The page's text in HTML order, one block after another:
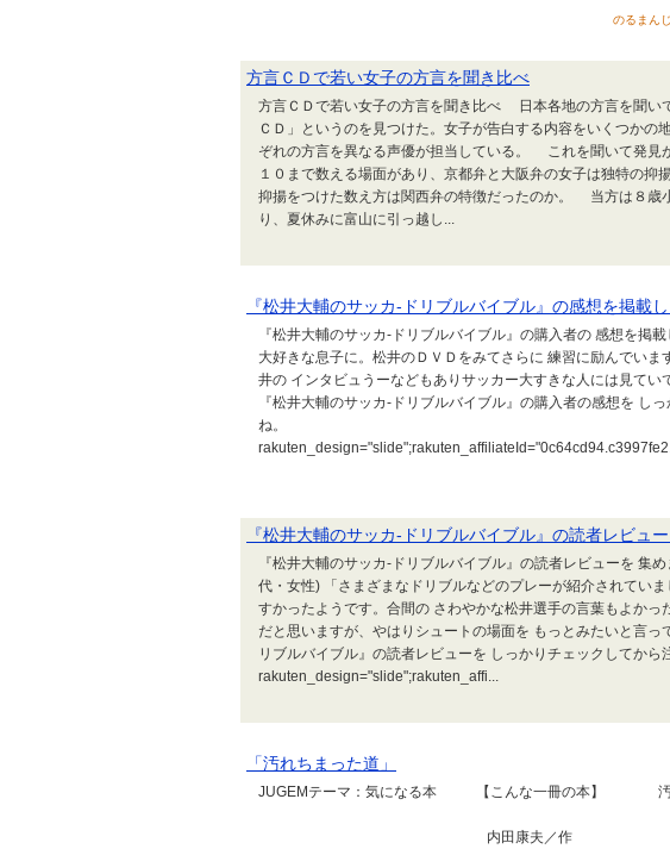
のるまん
方言ＣＤで若い女子の方言を聞き比べ
方言ＣＤで若い女子の方言を聞き比べ 日本各地の方言を聞い
ＣＤ」というのを見つけた。女子が告白する内容をいくつかの
ぞれの方言を異なる声優が担当している。 これを聞いて発見
１０まで数える場面があり、京都弁と大阪弁の女子は独特の
抑揚をつけた数え方は関西弁の特徴だったのか。 当方は８歳
り、夏休みに富山に引っ越し...
『松井大輔のサッカ-ドリブルバイブル』の感想を掲載
『松井大輔のサッカ-ドリブルバイブル』の購入者の 感想を掲
大好きな息子に。松井のＤＶＤをみてさらに 練習に励んでい
井の インタビュうーなどもありサッカー大すきな人には見てい
『松井大輔のサッカ-ドリブルバイブル』の購入者の感想を し
ね。
『松井大輔のサッカ-ドリブルバイブル』の読者レビュ
『松井大輔のサッカ-ドリブルバイブル』の読者レビューを 集
代・女性) 「さまざまなドリブルなどのプレーが紹介されてい
すかったようです。合間の さわやかな松井選手の言葉もよかっ
だと思いますが、やはりシュートの場面を もっとみたいと言っ
リブルバイブル』の読者レビューを しっかりチェックしてから
rakuten_design="slide";rakuten_affi...
「汚れちまった道」
JUGEMテーマ：気になる本 【こんな一冊の本
内田康夫／作